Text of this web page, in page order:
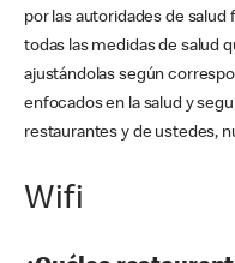
por las autoridades de
todas las medidas de salud
ajustándolas según
enfocados en la salud y
restaurantes y de ustedes,
Wifi